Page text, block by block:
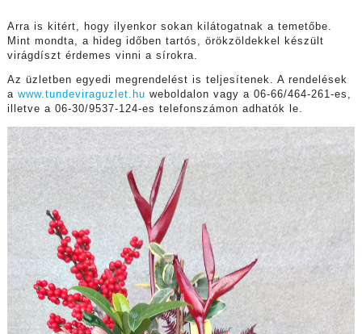
Arra is kitért, hogy ilyenkor sokan kilátogatnak a temetőbe.
Mint mondta, a hideg időben tartós, örökzöldekkel készült
virágdíszt érdemes vinni a sírokra.
Az üzletben egyedi megrendelést is teljesítenek. A rendelések
a www.tundeviraguzlet.hu weboldalon vagy a 06-66/464-261-es,
illetve a 06-30/9537-124-es telefonszámon adhatók le.